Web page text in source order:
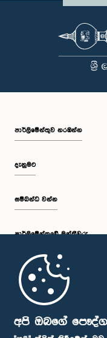
අපි ඔබගේ
පාර්ලි‌මේන්තුව නරඹන්න
දැනුමට
සම්බන්ධ වන්න
පාර්ලි‌මේන්තුවේ මන්ත්‍රීවරු
මුල් පිටුව
පාර්ලිමේන්තු ජංගම යෙදුම